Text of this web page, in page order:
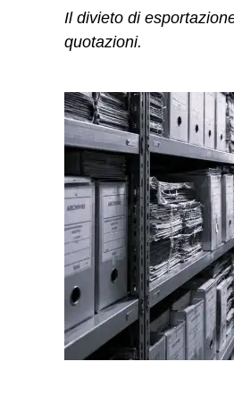
Il divieto di
quotazioni.